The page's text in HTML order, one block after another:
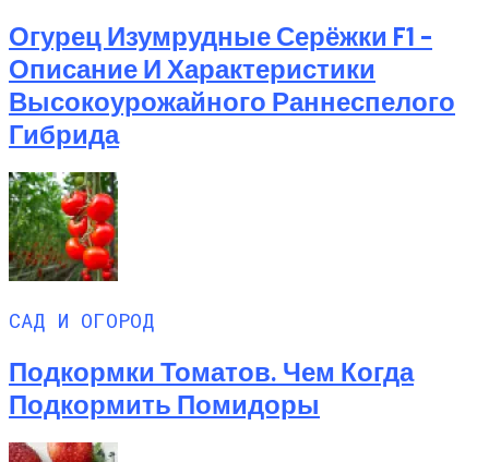
Огурец Изумрудные Серёжки F1 –
Описание И Характеристики
Высокоурожайного Раннеспелого
Гибрида
САД И ОГОРОД
Подкормки Томатов. Чем Когда
Подкормить Помидоры